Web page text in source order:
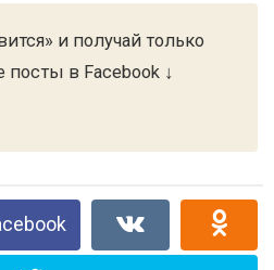
и получай только
посты в Facebook ↓